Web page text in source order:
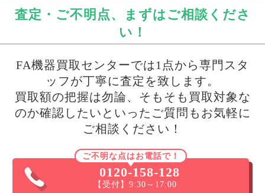
査定・ご不明点、まずはご相談くださ
い！
FA機器買取センターでは1点から専門スタ
ッフが丁寧に査定を致します。
買取額の把握は勿論、そもそも買取対象な
のか確認したいといったご質問もお気軽に
ご相談ください！
ご不明な点はお電話で！
0120-158-128
【受付】9:30～17:00